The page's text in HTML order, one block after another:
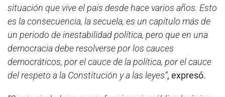
situación que vive el país desde hace varios años. Esto
es la consecuencia, la secuela, es un capítulo más de
un periodo de inestabilidad política, pero que en una
democracia debe resolverse por los cauces
democráticos, por el cauce de la política, por el cauce
del respeto a la Constitución y a las leyes”, expresó.